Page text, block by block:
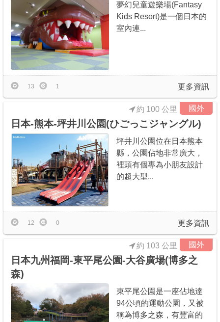
夢幻兒童遊樂場(Fantasy
Kids Resort)是一個日本的
室內連...
更多資訊
13 1
國外
約 100 公里
日本-熊本-坪井川公園(ひごっこジャングル)
坪井川公園位在日本熊本
縣，公園佔地非常廣大，
裡頭有個專為小朋友設計
的超大型...
更多資訊
12 0
國外
約 103 公里
日本九州福岡-東平尾公園-大谷廣場(博多之
森)
東平尾公園是一座佔地達
94公頃的運動公園，又被
稱為博多之森，有豐富的